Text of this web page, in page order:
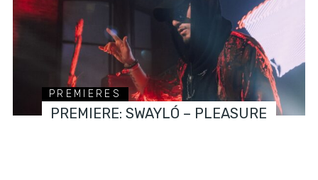
PREMIERES
PREMIERE: SWAYLÓ – PLEASURE